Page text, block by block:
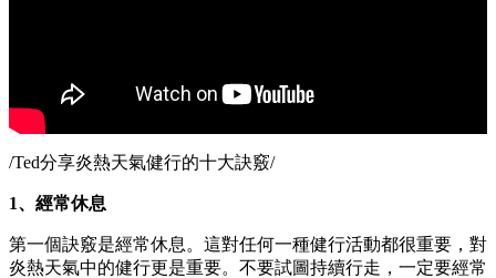
/Ted分享炎熱天氣健行的十大訣竅/
1、經常休息
第一個訣竅是經常休息。這對任何一種健行活動都很重要，對
炎熱天氣中的健行更是重要。不要試圖持續行走，一定要經常